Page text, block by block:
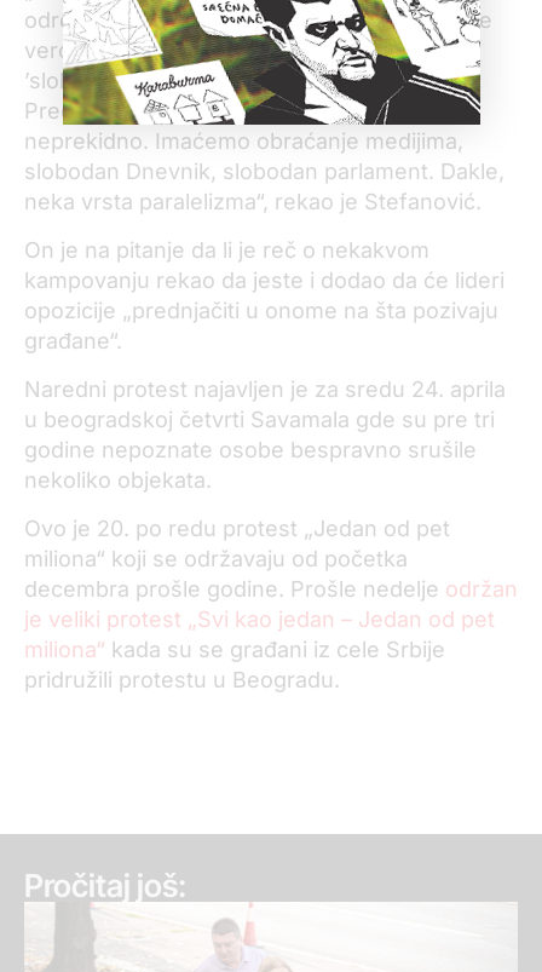
odredili ne izađe u susret građanima, a sva je
verovatnoća da neće, onda ćemo oformiti
’slobodnu zonu’, verovatno ispred
Predsedništva, gde će ljudi moći da stoje
neprekidno. Imaćemo obraćanje medijima,
slobodan Dnevnik, slobodan parlament. Dakle,
neka vrsta paralelizma“, rekao je Stefanović.
On je na pitanje da li je reč o nekakvom
kampovanju rekao da jeste i dodao da će lideri
opozicije „prednjačiti u onome na šta pozivaju
građane“.
Naredni protest najavljen je za sredu 24. aprila
u beogradskoj četvrti Savamala gde su pre tri
godine nepoznate osobe bespravno srušile
nekoliko objekata.
Ovo je 20. po redu protest „Jedan od pet
miliona“ koji se održavaju od početka
decembra prošle godine. Prošle nedelje održan
je veliki protest „Svi kao jedan – Jedan od pet
miliona“ kada su se građani iz cele Srbije
pridružili protestu u Beogradu.
Pročitaj još: